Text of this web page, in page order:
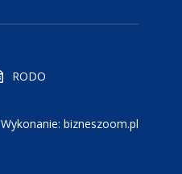
RODO
Wykonanie: bizneszoom.pl